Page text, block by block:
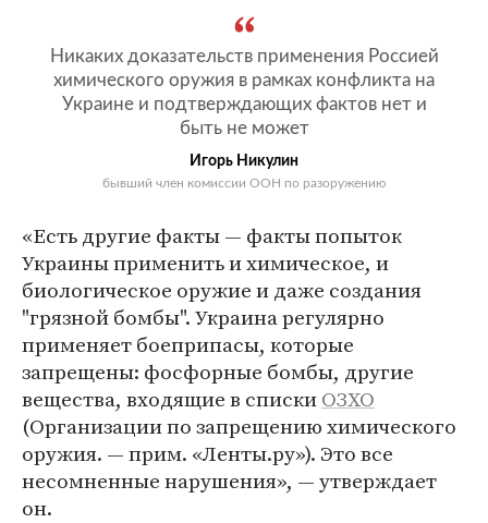
Никаких доказательств применения Россией
химического оружия в рамках конфликта на
Украине и подтверждающих фактов нет и
быть не может
Игорь Никулин
бывший член комиссии ООН по разоружению
«Есть другие факты — факты попыток
Украины применить и химическое, и
биологическое оружие и даже создания
"грязной бомбы". Украина регулярно
применяет боеприпасы, которые
запрещены: фосфорные бомбы, другие
вещества, входящие в спискиОЗХО
(Организации по запрещению химического
оружия. — прим. «Ленты.ру»). Это все
несомненные нарушения», — утверждает
он.